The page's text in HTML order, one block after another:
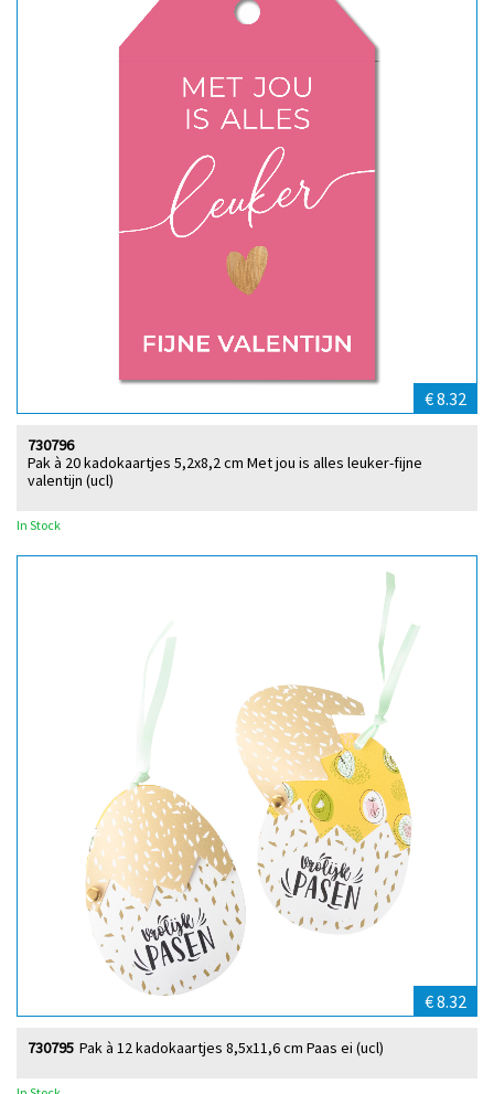
€ 8.32
Pak à 20 kadokaartjes 5,2x8,2 cm Met jou is alles leuker-fijne
valentijn (ucl)
730796
In Stock
€ 8.32
Pak à 12 kadokaartjes 8,5x11,6 cm Paas ei (ucl)
730795